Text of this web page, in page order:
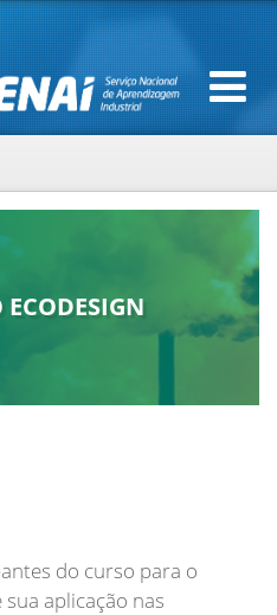
do curso para o
aplicação nas